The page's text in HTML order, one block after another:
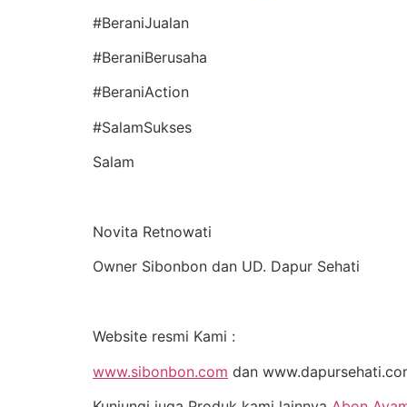
#BeraniJualan
#BeraniBerusaha
#BeraniAction
#SalamSukses
Salam
Novita Retnowati
Owner Sibonbon dan UD. Dapur Sehati
Website resmi Kami :
www.sibonbon.com dan